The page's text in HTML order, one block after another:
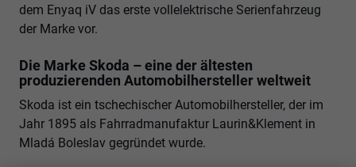
dem Enyaq iV das erste vollelektrische Serienfahrzeug
der Marke vor.
Die Marke Skoda – eine der ältesten
produzierenden Automobilhersteller weltweit
Skoda ist ein tschechischer Automobilhersteller, der im
Jahr 1895 als Fahrradmanufaktur Laurin&Klement in
Mladá Boleslav gegründet wurde.